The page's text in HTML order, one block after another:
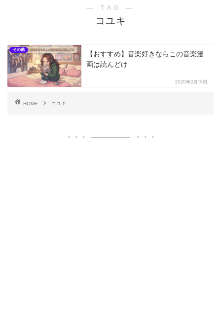
― TAG ―
コユキ
その他
【おすすめ】音楽好きならこの音楽漫
画は読んどけ
2020年2月19日
HOME コユキ